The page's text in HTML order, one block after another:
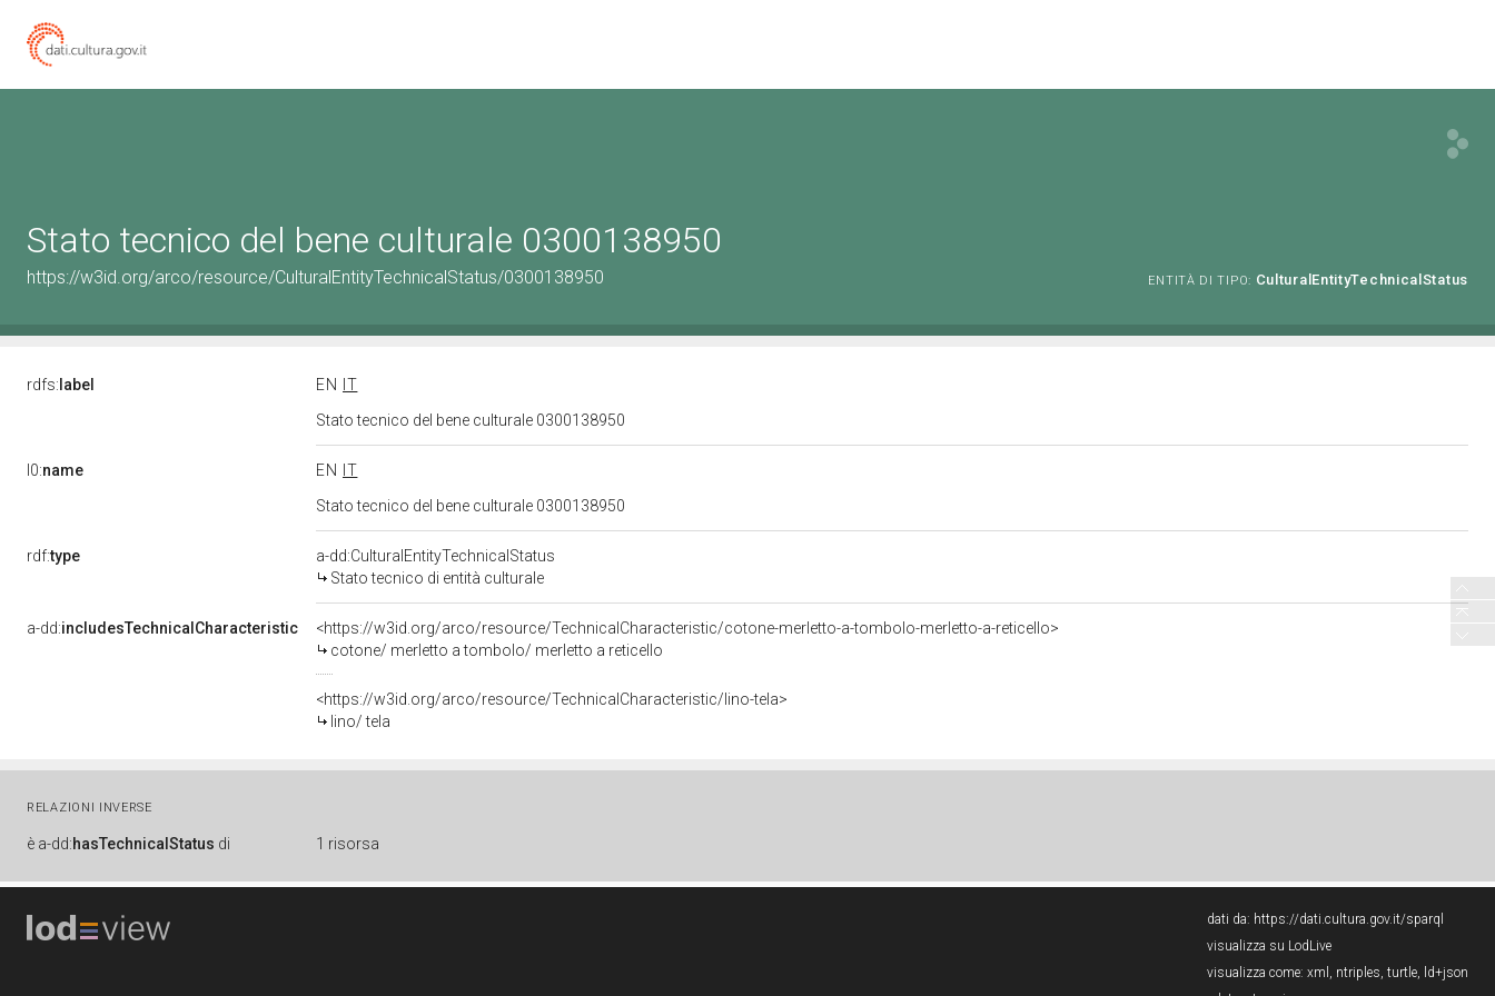
Stato tecnico del bene culturale 0300138950
https://w3id.org/arco/resource/CulturalEntityTechnicalStatus/0300138950 ENTITÀ DI TIPO: CulturalEntityTechnicalStatus
rdfs: label EN
IT
Stato tecnico del bene culturale 0300138950
l0:name EN
IT
Stato tecnico del bene culturale 0300138950
rdf:type
a-dd:CulturalEntityTechnicalStatus
Stato tecnico di entità culturale
a-dd:includesTechnicalCharacteristic
<https://w3id.org/arco/resource/TechnicalCharacteristic/cotone-merletto-a-tombolo-merletto-a-reticello>
cotone/ merletto a tombolo/ merletto a reticello
<https://w3id.org/arco/resource/TechnicalCharacteristic/lino-tela>
lino/ tela
RELAZIONI INVERSE
è a-dd:hasTechnicalStatus di 1 risorsa
dati da: https://dati.cultura.gov.it/sparql
visualizza su LodLive
visualizza come: xml , ntriples, turtle, ld+json